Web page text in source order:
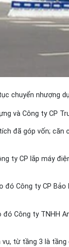
chuyển nhượng
và Công ty CP
đã góp vốn;
ty CP lắp máy
Công ty CP
Công ty TNHH
từ tầng 3 là